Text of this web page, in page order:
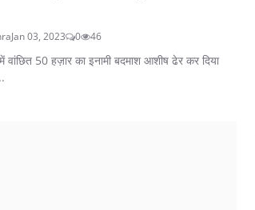
Jan 03, 2023 0 46
वांछित 50 हज़ार का इनामी बदमाश आशीष ढेर कर दिया